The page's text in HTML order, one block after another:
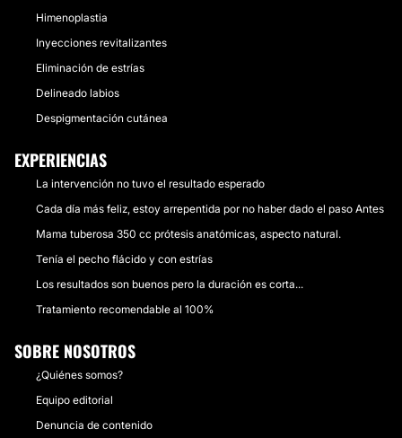
Himenoplastia
Inyecciones revitalizantes
Eliminación de estrías
Delineado labios
Despigmentación cutánea
EXPERIENCIAS
La intervención no tuvo el resultado esperado
Cada día más feliz, estoy arrepentida por no haber dado el paso Antes
Mama tuberosa 350 cc prótesis anatómicas, aspecto natural.
Tenía el pecho flácido y con estrías
Los resultados son buenos pero la duración es corta...
Tratamiento recomendable al 100%
SOBRE NOSOTROS
¿Quiénes somos?
Equipo editorial
Denuncia de contenido